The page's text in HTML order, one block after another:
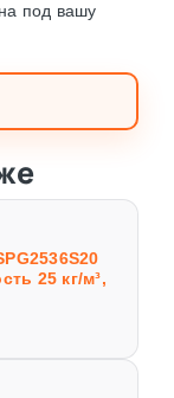
под вашу
25 кг/м³,